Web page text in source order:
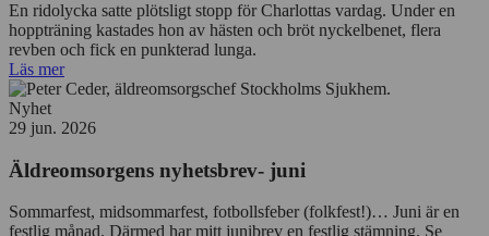
En ridolycka satte plötsligt stopp för Charlottas vardag. Under en
hoppträning kastades hon av hästen och bröt nyckelbenet, flera
revben och fick en punkterad lunga.
Läs mer
Nyhet
29 jun. 2026
Äldreomsorgens nyhetsbrev- juni
Sommarfest, midsommarfest, fotbollsfeber (folkfest!)… Juni är en
festlig månad. Därmed har mitt junibrev en festlig stämning. Se